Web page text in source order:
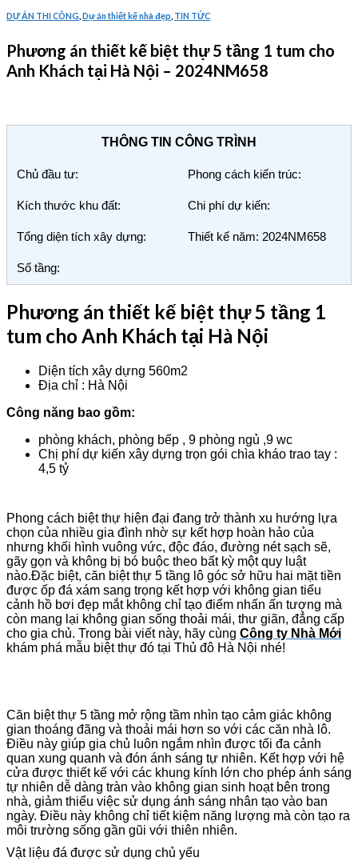
DỰ ÁN THI CÔNG Dự án thiết kế nhà đẹp TIN TỨC
Phương án thiết kế biệt thự 5 tầng 1 tum cho
Anh Khách tại Hà Nội – 2024NM658
THÔNG TIN CÔNG TRÌNH
Chủ đầu tư: Phong cách kiến trúc:
Kích thước khu đất: Chi phí dự kiến:
Tổng diện tích xây dựng: Thiết kế năm: 2024NM658
Số tầng:
Phương án thiết kế biệt thự 5 tầng 1
tum cho Anh Khách tại Hà Nội
Diện tích xây dựng 560m2
Địa chỉ : Hà Nội
Công năng bao gồm:
phòng khách, phòng bếp , 9 phòng ngủ ,9 wc
Chị phí dự kiến xây dựng trọn gói chìa kháo trao tay :
4,5 tỷ
Phong cách biệt thự hiện đại đang trở thành xu hướng lựa
chọn của nhiều gia đình nhờ sự kết hợp hoàn hảo của
nhưng khối hình vuông vức, độc đáo, đường nét sạch sẽ,
gãy gọn và không bị bó buộc theo bất kỳ một quy luật
nào.Đặc biệt, căn biệt thự 5 tầng lô góc sở hữu hai mặt tiền
được ốp đá xám sang trọng kết hợp với không gian tiểu
cảnh hồ bơi đẹp mắt không chỉ tạo điểm nhấn ấn tượng mà
còn mang lại không gian sống thoải mái, thư giãn, đẳng cấp
cho gia chủ. Trong bài viết này, hãy cùng Công ty Nhà Mới
khám phá mẫu biệt thự đó tại Thủ đô Hà Nội nhé!
Căn biệt thự 5 tầng mở rộng tầm nhìn tạo cảm giác không
gian thoáng đãng và thoải mái hơn so với các căn nhà lô.
Điều này giúp gia chủ luôn ngắm nhìn được tối đa cảnh
quan xung quanh và đón ánh sáng tự nhiên. Kết hợp với hệ
cửa được thiết kế với các khung kính lớn cho phép ánh sáng
tự nhiên dễ dàng tràn vào không gian sinh hoạt bên trong
nhà, giảm thiểu việc sử dụng ánh sáng nhân tạo vào ban
ngày. Điều này không chỉ tiết kiệm năng lượng mà còn tạo ra
môi trường sống gần gũi với thiên nhiên.
Vật liệu đá được sử dụng chủ yếu